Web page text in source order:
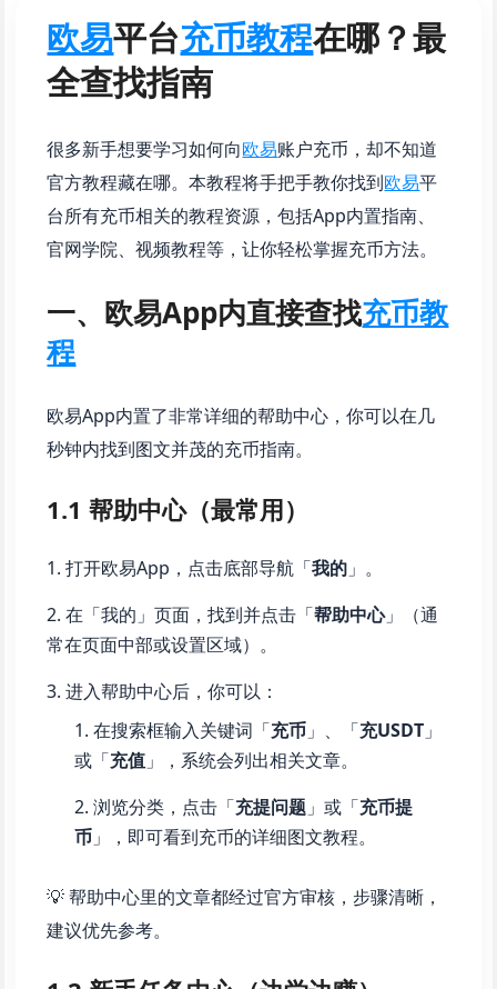
欧易平台充币教程在哪？最
全查找指南
很多新手想要学习如何向欧易账户充币，却不知道
官方教程藏在哪。本教程将手把手教你找到欧易平
台所有充币相关的教程资源，包括App内置指南、
官网学院、视频教程等，让你轻松掌握充币方法。
一、欧易App内直接查找充币教
程
欧易App内置了非常详细的帮助中心，你可以在几
秒钟内找到图文并茂的充币指南。
1.1 帮助中心（最常用）
打开欧易App，点击底部导航「我的 」。
在「我的」页面，找到并点击「帮助中心」（通
常在页面中部或设置区域）。
进入帮助中心后，你可以：
在搜索框输入关键词「充币 」、「充USDT 」
或「充值 」，系统会列出相关文章。
浏览分类，点击「充提问题 」或「充币提
币 」，即可看到充币的详细图文教程。
💡 帮助中心里的文章都经过官方审核，步骤清晰，
建议优先参考。